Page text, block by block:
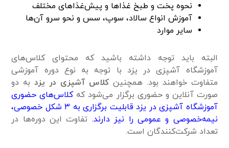
نحوه پخت و طبخ غذا‌ها و پیش‌غذاهای مختلف
آموزش انواع سالاد، سوپ، سس و نحو سرو آن‌ها
سایر موارد
البته باید توجه داشته باشید که محتوای کلاس‌های
آموزشگاه آشپزی در یزد با توجه به نوع دوره آموزشی
متفاوت خواهند بود. همچنینکلاس آشپزی در یزد به دو
صورت آنلاین و حضوری برگزار می‌شود کهکلاس‌های حضوری
آموزشگاه‌ آشپزی در یزد قابلیت برگزاری به ۳ شکل خصوصی،
نیمه‌خصوصی و عمومی‌ را نیز دارند. تفاوت این دوره‌ها در
تعداد شرکت‌کنندگان است.